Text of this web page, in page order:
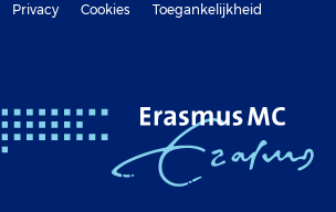
Privacy Cookies
Toegankelijkheid